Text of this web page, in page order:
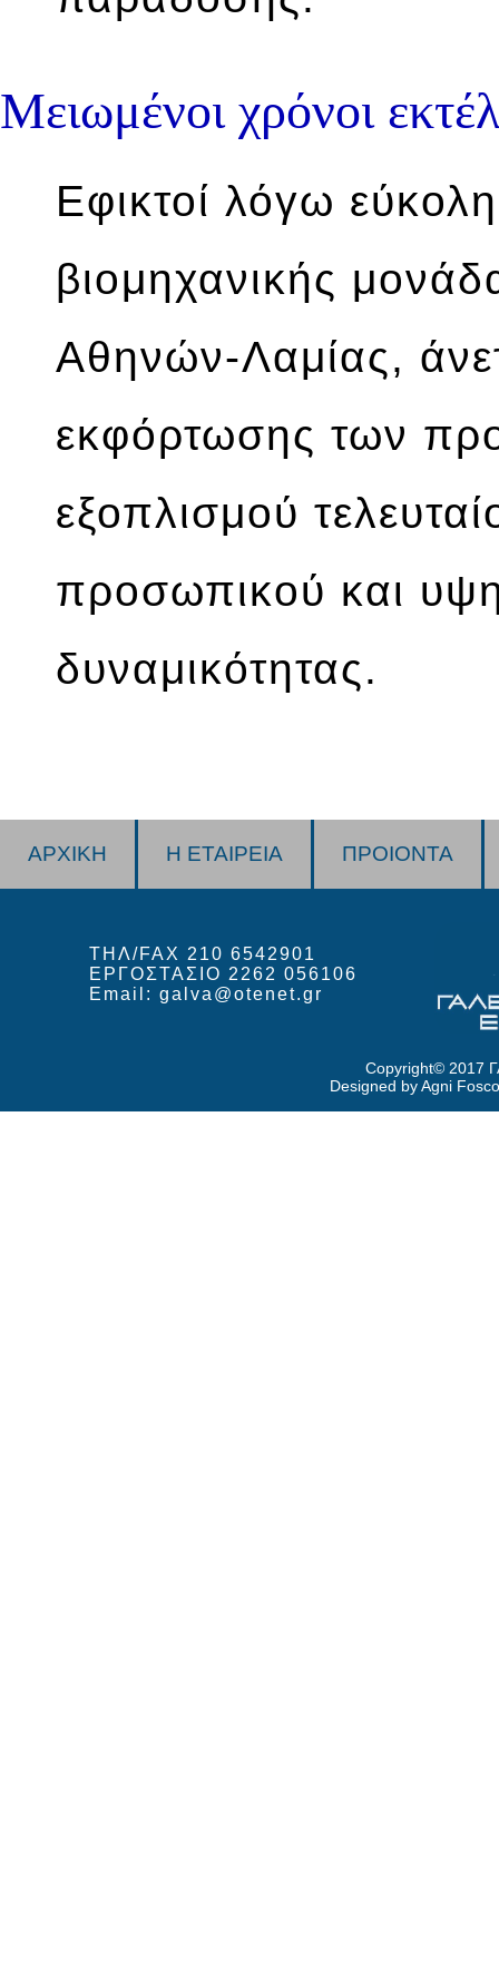
Μειωμένοι χρόνοι
Εφικτοί λόγω
βιομηχανικής
Αθηνών-Λαμίας,
εκφόρτωσης των
εξοπλισμού
προσωπικού και
δυναμικότητας.
ΑΡΧΙΚΗ Η ΕΤΑΙΡΕΙΑ ΠΡΟΙΟΝΤΑ
ΤΗΛ/FAX 210 6542901
ΕΡΓΟΣΤΑΣΙΟ 2262 056106
Email: galva@otenet.gr
Copyright© 2017
Designed by Agni